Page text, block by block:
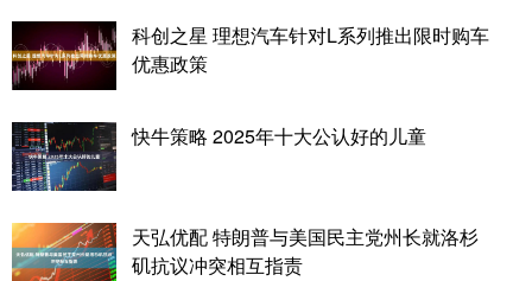
科创之星 理想汽车针对L系列推出限时购车
优惠政策
快牛策略 2025年十大公认好的儿童
天弘优配 特朗普与美国民主党州长就洛杉
矶抗议冲突相互指责